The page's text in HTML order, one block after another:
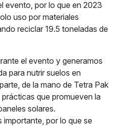
evento, por lo que en 2023
uso por materiales
reciclar 19.5 toneladas de
el evento y generamos
para nutrir suelos en
de la mano de Tetra Pak
que promueven la
solares.
importante, por lo que se